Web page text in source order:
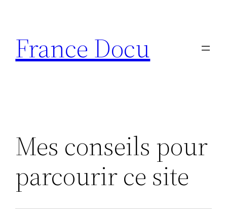
contenu
France Docu
Mes conseils pour
parcourir ce site